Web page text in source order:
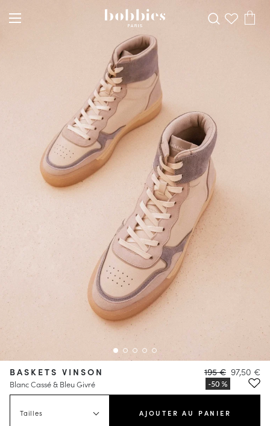
BASKETS VINSON
Blanc Cassé & Bleu Givré
195 € 97,50 €
Tailles AJOUTER AU PANIER